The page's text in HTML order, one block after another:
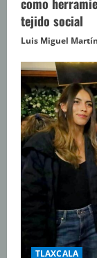
tejido social
Luis Miguel
TLAXCALA